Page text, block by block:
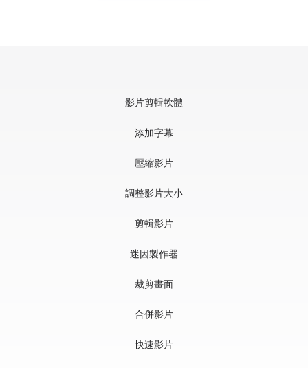
影片剪輯軟體
添加字幕
壓縮影片
調整影片大小
剪輯影片
迷因製作器
裁剪畫面
合併影片
快速影片